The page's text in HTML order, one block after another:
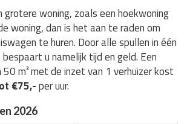
grotere woning, zoals een hoekwoning
woning, dan is het aan te raden om
te huren. Door alle spullen in één
u namelijk tijd en geld. Een
m³ met de inzet van 1 verhuizer kost
€75,-per uur.
2026